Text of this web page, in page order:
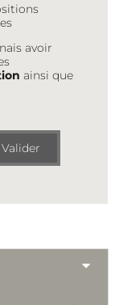
avoir
ainsi que
Valider